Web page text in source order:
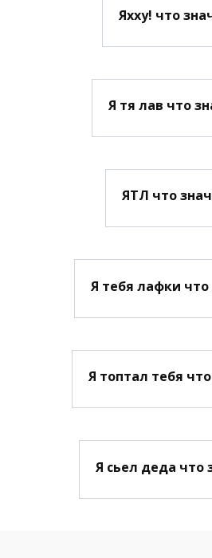
Яхху! что
Я тя лав что
ЯТЛ что
Я тебя лафки что
Я топтал тебя
Я сьел деда что